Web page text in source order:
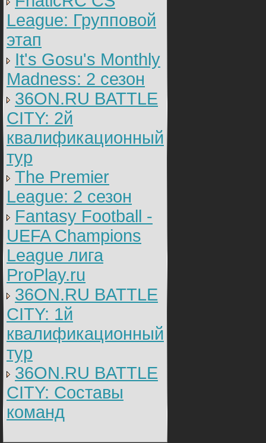
League: Групповой
этап
It's Gosu's Monthly
Madness: 2 сезон
36ON.RU BATTLE
CITY: 2й
квалификационный
тур
The Premier
League: 2 cезон
Fantasy Football -
UEFA Champions
League лига
ProPlay.ru
36ON.RU BATTLE
CITY: 1й
квалификационный
тур
36ON.RU BATTLE
CITY: Составы
команд